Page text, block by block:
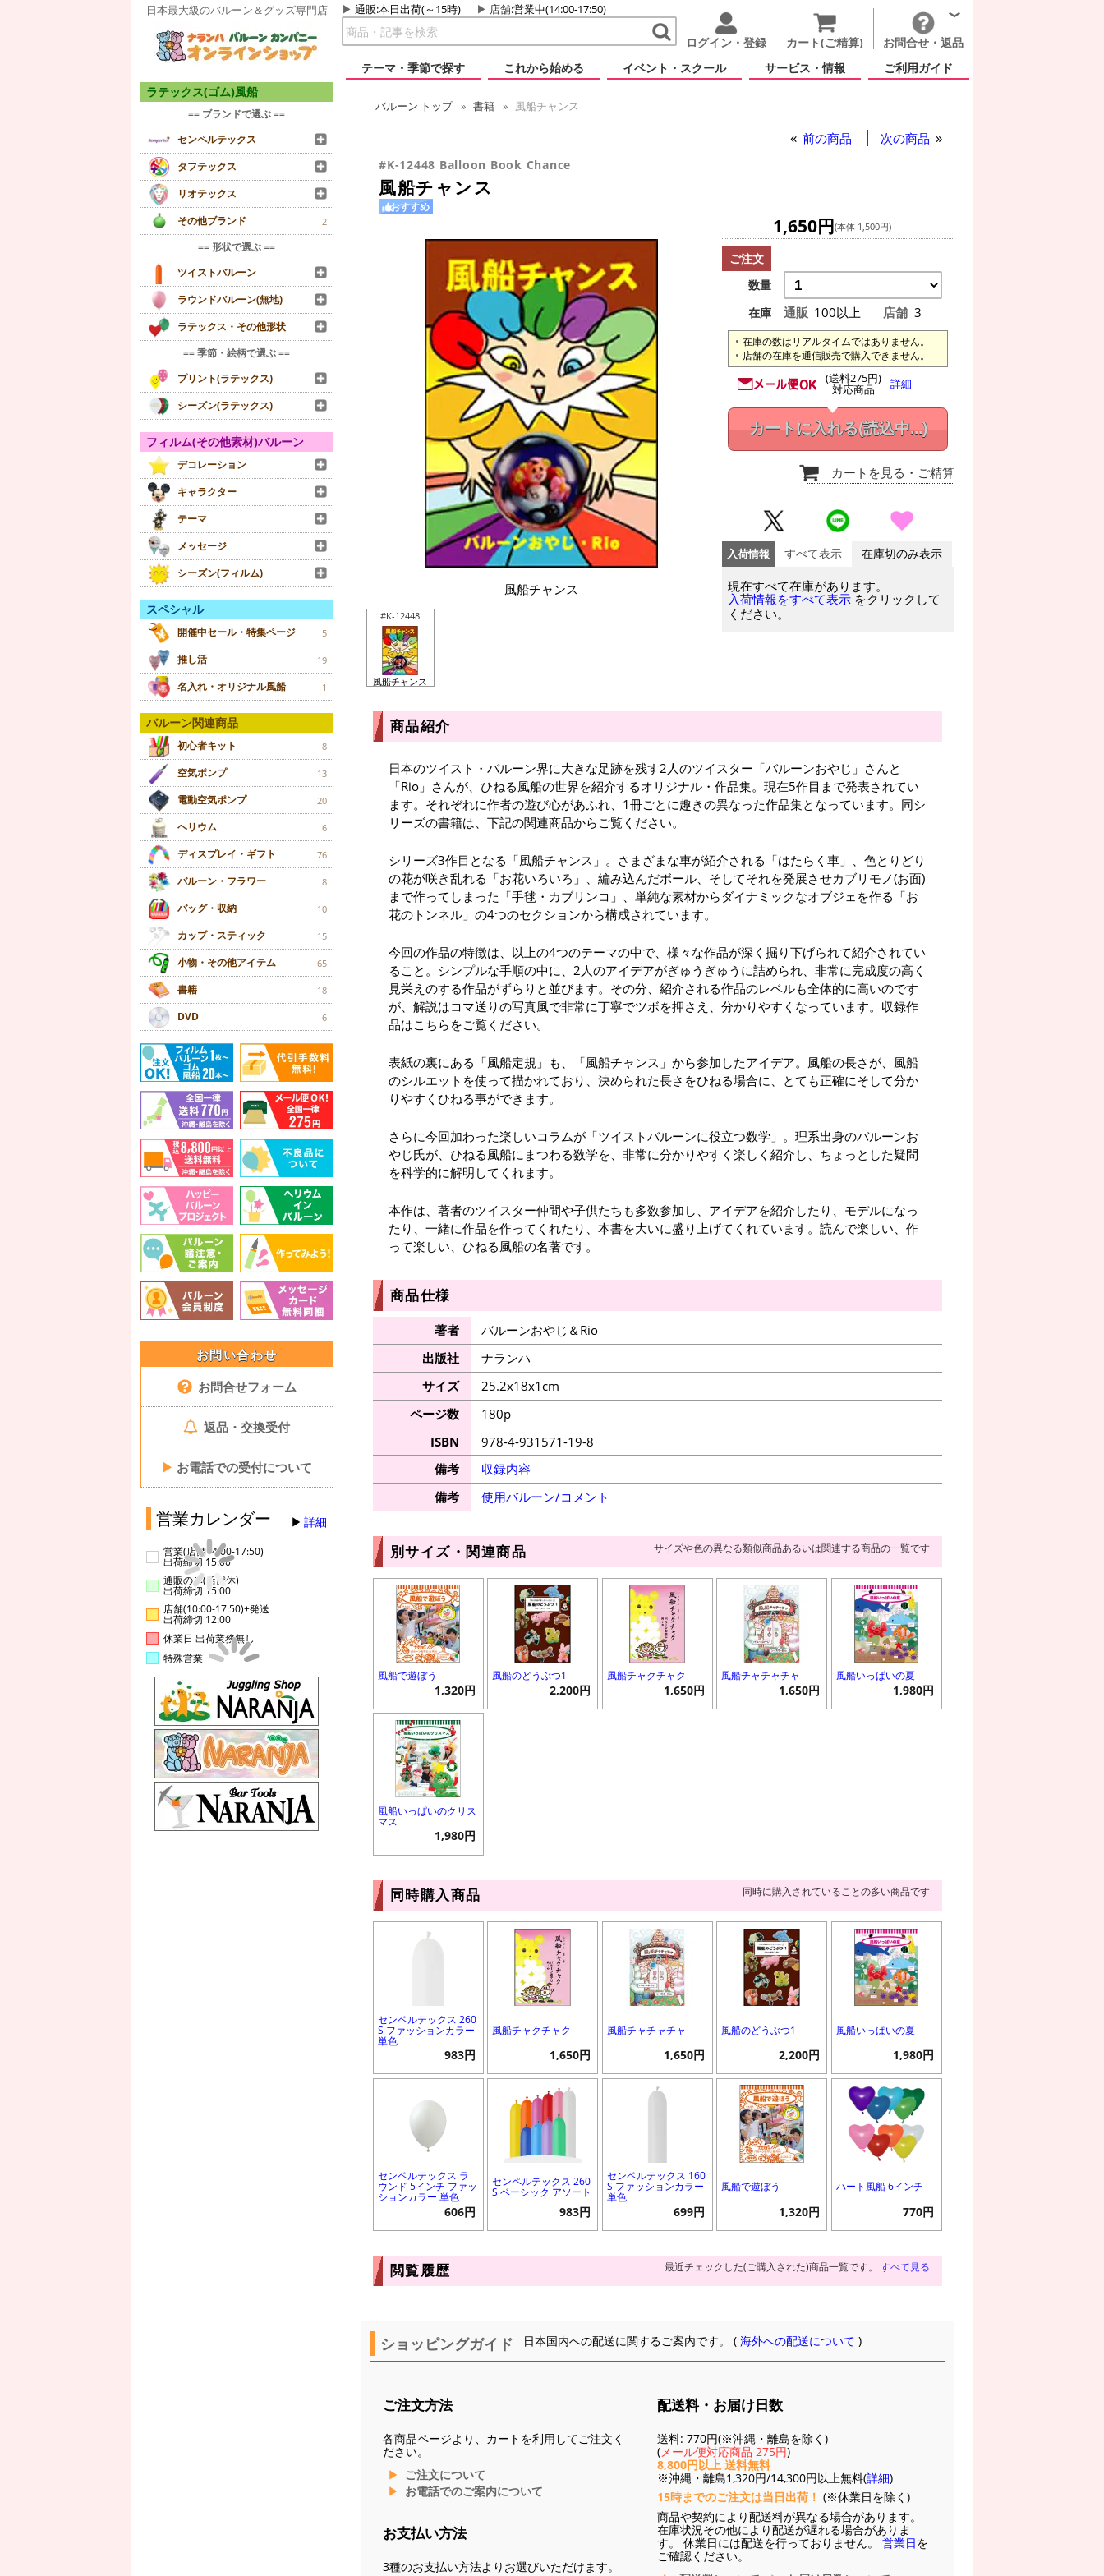
日本最大級のバルーン＆グッズ専門店 通販:本日出荷(～15時) 店舗:営業中(14:00-17:50)
ログイン・登録 カート(ご精算)
お問合せ・返品
テーマ・季節で探す
これから始める イベント・スクール サービス・情報 ご利用ガイド
ラテックス(ゴム)風船
== ブランドで選ぶ ==
センペルテックス
タフテックス
リオテックス
その他ブランド
2
== 形状で選ぶ ==
ツイストバルーン
ラウンドバルーン(無地)
ラテックス・その他形状
== 季節・絵柄で選ぶ ==
プリント(ラテックス)
シーズン(ラテックス)
フィルム(その他素材)バルーン
デコレーション
キャラクター
テーマ
メッセージ
シーズン(フィルム)
スペシャル
開催中セール・特集ページ 5
推し活 19
名入れ・オリジナル風船 1
バルーン関連商品
初心者キット 8
空気ポンプ 13
電動空気ポンプ 20
ヘリウム 6
ディスプレイ・ギフト 76
バルーン・フラワー 8
バッグ・収納 10
カップ・スティック 15
小物・その他アイテム 65
書籍 18
DVD 6
お問い合わせ
お問合せフォーム
返品・交換受付
▶ お電話での受付について
営業カレンダー 詳細
営業(店舗14:00-17:50)
出荷締切 15:00
通販のみ(店舗休)
出荷締切 15:00
店舗(10:00-17:50)+発送
出荷締切 12:00
休業日 出荷業務無し
特殊営業
バルーン トップ 書籍 風船チャンス
前の商品 次の商品
#K-12448 Balloon Book Chance
風船チャンス
おすすめ
風船チャンス
#K-12448
風船チャンス
1,650円(本体 1,500円)
ご注文
数量
在庫
通販 100以上 店舗 3
在庫の数はリアルタイムではありません。
店舗の在庫を通信販売で購入できません。
(送料275円)
対応商品 詳細
カートに入れる(読込中...)
カートを見る ・ご精算
入荷情報 すべて表示 在庫切のみ表示
現在すべて在庫があります。
入荷情報をすべて表示 をクリックして
ください。
商品紹介
日本のツイスト・バルーン界に大きな足跡を残す2人のツイスター「バルーンおやじ」さんと
「Rio」さんが、ひねる風船の世界を紹介するオリジナル・作品集。現在5作目まで発表されてい
ます。それぞれに作者の遊び心があふれ、1冊ごとに趣きの異なった作品集となっています。同シ
リーズの書籍は、下記の関連商品からご覧ください。
シリーズ3作目となる「風船チャンス」。さまざまな車が紹介される「はたらく車」、色とりどり
の花が咲き乱れる「お花いろいろ」、編み込んだボール、そしてそれを発展させカブリモノ(お面)
まで作ってしまった「手毬・カブリンコ」、単純な素材からダイナミックなオブジェを作る「お
花のトンネル」の4つのセクションから構成されています。
今回の作品の特徴は、以上の4つのテーマの中で、様々な作品が深く掘り下げられて紹介されてい
ること。シンプルな手順の中に、2人のアイデアがぎゅうぎゅうに詰められ、非常に完成度の高く
見栄えのする作品がずらりと並びます。その分、紹介される作品のレベルも全体的に高いのです
が、解説はコマ送りの写真風で非常に丁寧でツボを押さえ、分かりやすくなっています。収録作
品はこちらをご覧ください。
表紙の裏にある「風船定規」も、「風船チャンス」から参加したアイデア。風船の長さが、風船
のシルエットを使って描かれており、決められた長さをひねる場合に、とても正確にそして分か
りやすくひねる事ができます。
さらに今回加わった楽しいコラムが「ツイストバルーンに役立つ数学」。理系出身のバルーンお
やじ氏が、ひねる風船にまつわる数学を、非常に分かりやすく楽しく紹介し、ちょっとした疑問
を科学的に解明してくれます。
本作は、著者のツイスター仲間や子供たちも多数参加し、アイデアを紹介したり、モデルになっ
たり、一緒に作品を作ってくれたり、本書を大いに盛り上げてくれています。読んで楽しい、作
って楽しい、ひねる風船の名著です。
商品仕様
著者
バルーンおやじ＆Rio
出版社
ナランハ
サイズ
25.2x18x1cm
ページ数
180p
ISBN
978-4-931571-19-8
備考
収録内容
備考
使用バルーン/コメント
別サイズ・関連商品 サイズや色の異なる類似商品あるいは関連する商品の一覧です
風船で遊ぼう
1,320円
風船のどうぶつ1
2,200円
風船チャクチャク
1,650円
風船チャチャチャ
1,650円
風船いっぱいの夏
1,980円
風船いっぱいのクリス
マス
1,980円
同時購入商品 同時に購入されていることの多い商品です
センペルテックス 260
S ファッションカラー
単色
983円
風船チャクチャク
1,650円
風船チャチャチャ
1,650円
風船のどうぶつ1
2,200円
風船いっぱいの夏
1,980円
センペルテックス ラ
ウンド 5インチ ファッ
ションカラー 単色
606円
センペルテックス 260
S ベーシック アソート
983円
センペルテックス 160
S ファッションカラー
単色
699円
風船で遊ぼう
1,320円
ハート風船 6インチ
770円
閲覧履歴 最近チェックした(ご購入された)商品一覧です。 すべて見る
ショッピングガイド 日本国内への配送に関するご案内です。 (海外への配送について )
ご注文方法
各商品ページより、カートを利用してご注文く
ださい。
ご注文について
お電話でのご案内について
お支払い方法
3種のお支払い方法よりお選びいただけます。
配送料・お届け日数
送料: 770円(※沖縄・離島を除く)
(メール便対応商品 275円)
8,800円以上 送料無料
※沖縄・離島1,320円/14,300円以上無料(詳細)
15時までのご注文は当日出荷！ (※休業日を除く)
商品や契約により配送料が異なる場合があります。
在庫状況その他により配送が遅れる場合がありま
す。 休業日には配送を行っておりません。 営業日を
ご確認ください。